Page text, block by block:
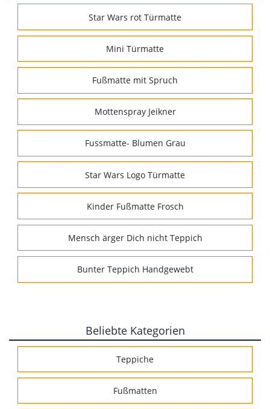
Star Wars rot Türmatte
Mini Türmatte
Fußmatte mit Spruch
Mottenspray Jeikner
Fussmatte- Blumen Grau
Star Wars Logo Türmatte
Kinder Fußmatte Frosch
Mensch ärger Dich nicht Teppich
Bunter Teppich Handgewebt
Beliebte Kategorien
Teppiche
Fußmatten